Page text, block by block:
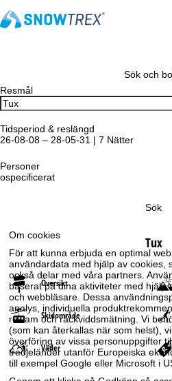
Om cookies
För att kunna erbjuda en optimal
användardata med hjälp av cookies,
också delar med våra partners.
baserat på dina aktiviteter med hjälp
och webbläsare. Dessa
analys, individuella
reklam och räckviddsmätning. Vi
(som kan återkallas när som helst),
överföring av vissa personuppgifter
tredjeländer utanför Europeiska
till exempel Google eller Microsoft i
Sök och
Resmål
Tidsperiod & reslängd
26-08-08 – 28-05-31 | 7 Nätter
Personer
ospecificerat
Sök
Tux
Översikt
Skidområde
Väder